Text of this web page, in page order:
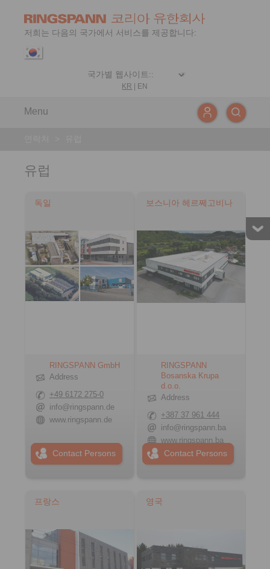
저희는 다음의 국가에서 서비스를 제공합니다:
KR EN
Menu
유럽
독일
RINGSPANN GmbH
Address
+49 6172 275-0
info@ringspann.de
www.ringspann.de
Contact Persons
보스니아 헤르쩨고비나
RINGSPANN
Bosanska Krupa
d.o.o.
Address
+387 37 961 444
info@ringspann.ba
www.ringspann.ba
Contact Persons
프랑스 영국